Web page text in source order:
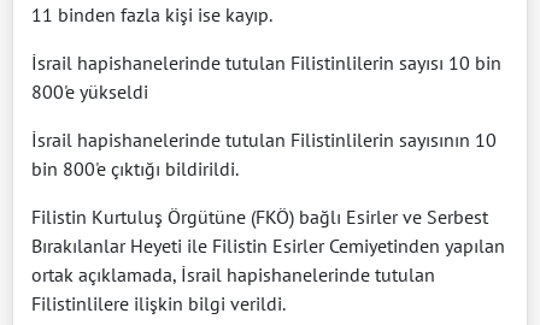
11 binden fazla kişi ise kayıp.
İsrail hapishanelerinde tutulan Filistinlilerin sayısı 10 bin
800'e yükseldi
İsrail hapishanelerinde tutulan Filistinlilerin sayısının 10
bin 800'e çıktığı bildirildi.
Filistin Kurtuluş Örgütüne (FKÖ) bağlı Esirler ve Serbest
Bırakılanlar Heyeti ile Filistin Esirler Cemiyetinden yapılan
ortak açıklamada, İsrail hapishanelerinde tutulan
Filistinlilere ilişkin bilgi verildi.